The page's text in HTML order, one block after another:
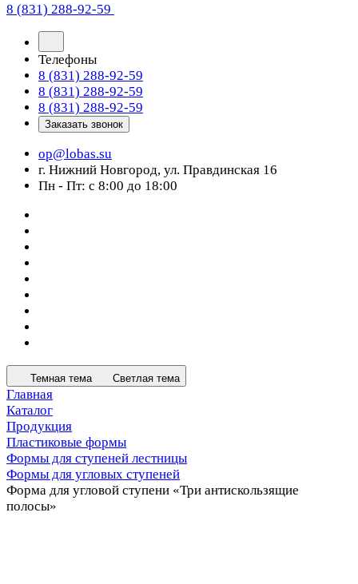
8 (831) 288-92-59
Телефоны
8 (831) 288-92-59
8 (831) 288-92-59
8 (831) 288-92-59
Заказать звонок
op@lobas.su
г. Нижний Новгород, ул. Правдинская 16
Пн - Пт: с 8:00 до 18:00
Темная тема Светлая тема
Главная
Каталог
Продукция
Пластиковые формы
Формы для ступеней лестницы
Формы для угловых ступеней
Форма для угловой ступени «Три антискользящие
полосы»